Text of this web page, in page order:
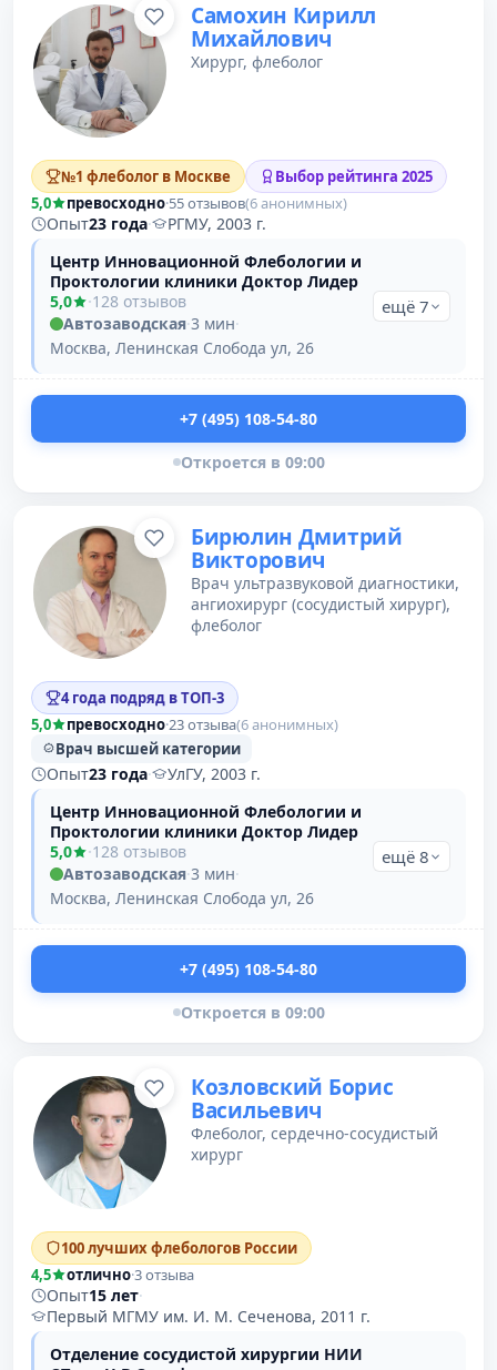
Самохин Кирилл
Михайлович
Хирург, флеболог
№1 флеболог в Москве
Выбор рейтинга 2025
5,0
превосходно·55 отзывов(6 анонимных)
Опыт23 года·
РГМУ, 2003 г.
Центр Инновационной Флебологии и
Проктологии клиники Доктор Лидер
5,0
·128 отзывов
Автозаводская·3 мин·
Москва, Ленинская Слобода ул, 26
ещё 7
+7 (495) 108-54-80
Откроется в 09:00
Бирюлин Дмитрий
Викторович
Врач ультразвуковой диагностики,
ангиохирург (сосудистый хирург),
флеболог
4 года подряд в ТОП-3
5,0
превосходно·23 отзыва(6 анонимных)
Врач высшей категории
Опыт23 года·
УлГУ, 2003 г.
Центр Инновационной Флебологии и
Проктологии клиники Доктор Лидер
5,0
·128 отзывов
Автозаводская·3 мин·
Москва, Ленинская Слобода ул, 26
ещё 8
+7 (495) 108-54-80
Откроется в 09:00
Козловский Борис
Васильевич
Флеболог, сердечно-сосудистый
хирург
100 лучших флебологов России
4,5
отлично·3 отзыва
Опыт15 лет·
Первый МГМУ им. И. М. Сеченова, 2011 г.
Отделение сосудистой хирургии НИИ